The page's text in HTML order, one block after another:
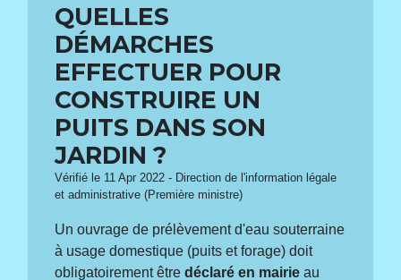
QUELLES
DÉMARCHES
EFFECTUER POUR
CONSTRUIRE UN
PUITS DANS SON
JARDIN ?
Vérifié le 11 Apr 2022 - Direction de l'information légale
et administrative (Première ministre)
Un ouvrage de prélèvement d'eau souterraine
à usage domestique (puits et forage) doit
obligatoirement êtredéclaré en mairie au